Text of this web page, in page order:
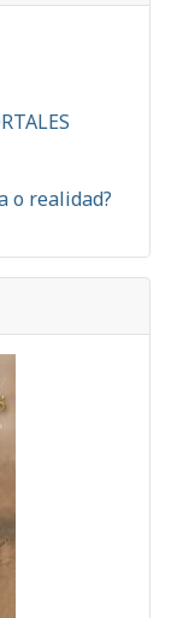
o realidad?